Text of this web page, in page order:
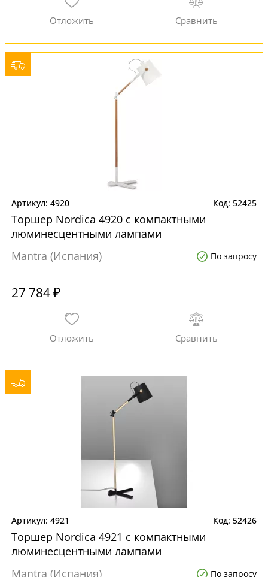
4920 52425
Торшер Nordica 4920 с компактными
люминесцентными лампами
Mantra (Испания)
По запросу
27 784 ₽
4921 52426
Торшер Nordica 4921 с компактными
люминесцентными лампами
Mantra (Испания)
По запросу